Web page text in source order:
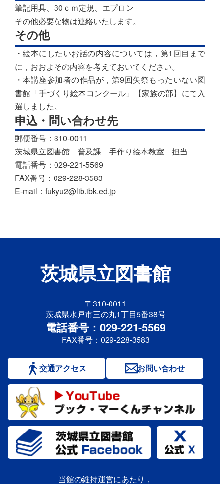
筆記用具、30ｃｍ定規、エプロン
その他必要な物は連絡いたします。
その他
・絵本にしたいお話の内容については，第1回目まで
に，おおよその内容を考えておいてください。
・本講座参加者の作品が，第9回矢祭もったいない図
書館「手づくり絵本コンクール」【家族の部】にて入
選しました。
申込・問い合わせ先
郵便番号：310-0011
茨城県立図書館 普及課 手作り絵本教室 担当
電話番号：029-221-5569
FAX番号：029-228-3583
E-mail：fukyu2@lib.ibk.ed.jp
茨城県立図書館
〒310-0011
茨城県水戸市三の丸1丁目5番38号
電話番号：029-221-5569
FAX番号：029-228-3583
交通アクセス お問い合わせ
当館の維持運営にあたり，